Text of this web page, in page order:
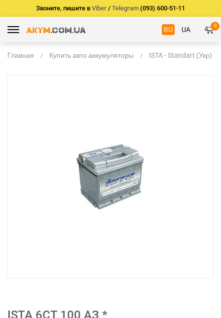
Звоните, пишите в Viber / Telegram (093) 600-51-11
RU UA 0
Главная Купить авто аккумуляторы ISTA - Standart (Укр)
ISTA 6СТ 100 АЗ *